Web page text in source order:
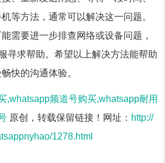
等方法，通常可以解决这一问题。
需要进一步排查网络或设备问题，
寻求帮助。希望以上解决方法能帮助
快的沟通体验。
,whatsapp频道号购买,whatsapp耐用
原创，转载保留链接！网址： http://
1278.html